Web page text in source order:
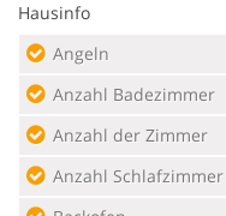
Hausinfo
Angeln
Anzahl Badezimmer
Anzahl der Zimmer
Anzahl Schlafzimmer